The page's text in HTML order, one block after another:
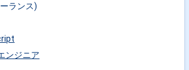
ランス)
ンジニア